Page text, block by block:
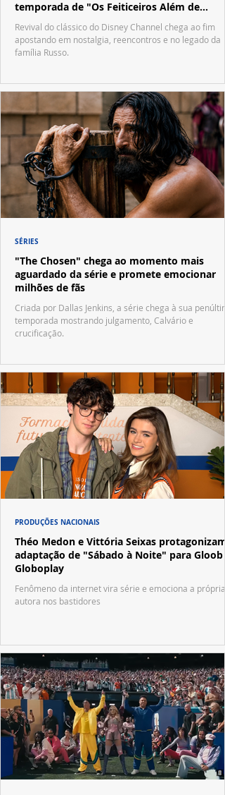
temporada de "Os Feiticeiros Além de
Revival do clássico do Disney Channel chega ao fim
apostando em nostalgia, reencontros e no legado da
família Russo.
"The Chosen" chega ao momento mais
aguardado da série e promete emocionar
milhões de fãs
Criada por Dallas Jenkins, a série chega à sua
temporada mostrando julgamento, Calvário e
crucificação.
SÉRIES
Théo Medon e Vittória Seixas protagonizam
adaptação de "Sábado à Noite" para Gloob e
Globoplay
Fenômeno da internet vira série e emociona a própria
autora nos bastidores
PRODUÇÕES NACIONAIS